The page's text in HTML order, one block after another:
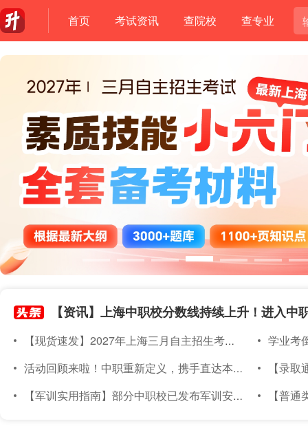
首页 考试资讯 查院校 查专业
【现货速发】2027年上海三月自主招生考试素质技能小六门备考材料已上架~
学业考倒
活动回顾来啦！中职重新定义，携手直达本科｜2026年度针对上海准中职新生线下升学宣讲会圆满落幕
【录取通
【军训实用指南】部分中职校已发布军训安排！军训倒计时～上海中职新生军训实用指南，必备物品、注意事项都在这！
【普通类专场已